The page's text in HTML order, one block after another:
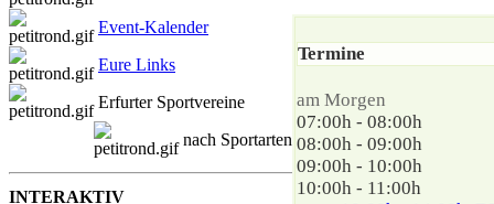
Event-Kalender
Eure Links
Erfurter Sportvereine
nach Sportarten
INTERAKTIV
Termine
am Morgen
07:00h - 08:00h
08:00h - 09:00h
09:00h - 10:00h
10:00h - 11:00h